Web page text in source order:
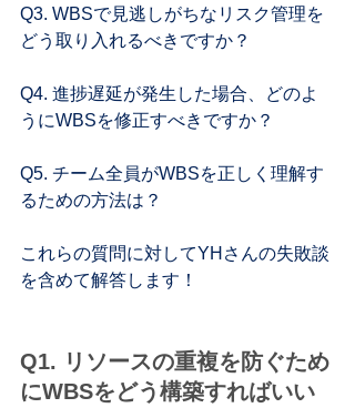
Q3. WBSで見逃しがちなリスク管理を
どう取り入れるべきですか？
Q4. 進捗遅延が発生した場合、どのよ
うにWBSを修正すべきですか？
Q5. チーム全員がWBSを正しく理解す
るための方法は？
これらの質問に対してYHさんの失敗談
を含めて解答します！
Q1. リソースの重複を防ぐため
にWBSをどう構築すればいい